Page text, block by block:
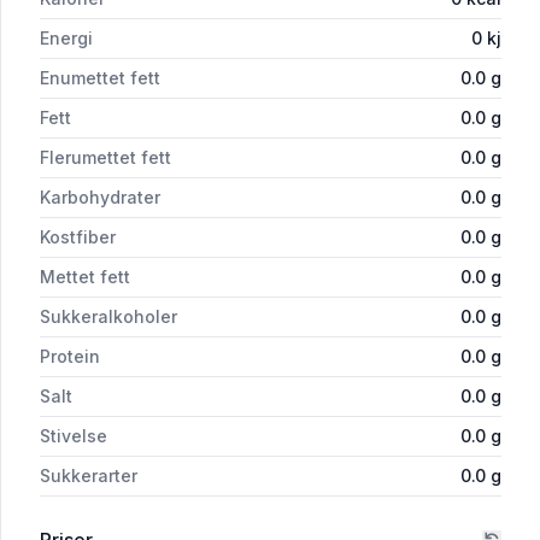
Energi
0 kj
Enumettet fett
0.0 g
Fett
0.0 g
Flerumettet fett
0.0 g
Karbohydrater
0.0 g
Kostfiber
0.0 g
Mettet fett
0.0 g
Sukkeralkoholer
0.0 g
Protein
0.0 g
Salt
0.0 g
Stivelse
0.0 g
Sukkerarter
0.0 g